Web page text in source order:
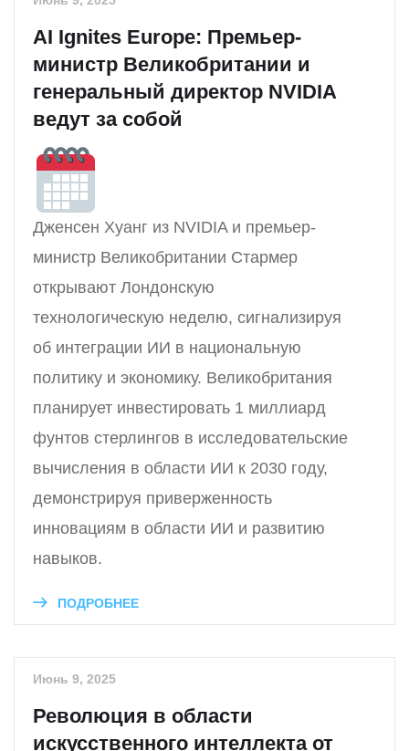
AI Ignites Europe: Премьер-
министр Великобритании и
генеральный директор NVIDIA
ведут за собой
Дженсен Хуанг из NVIDIA и премьер-
министр Великобритании Стармер
открывают Лондонскую
технологическую неделю, сигнализируя
об интеграции ИИ в национальную
политику и экономику. Великобритания
планирует инвестировать 1 миллиард
фунтов стерлингов в исследовательские
вычисления в области ИИ к 2030 году,
демонстрируя приверженность
инновациям в области ИИ и развитию
навыков.
ПОДРОБНЕЕ
Июнь 9, 2025
Революция в области
искусственного интеллекта от